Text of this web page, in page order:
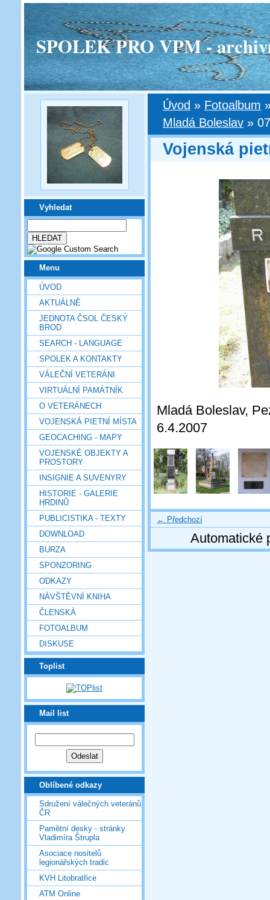
SPOLEK PRO VPM -
Vyhledat
Menu
ÚVOD
AKTUÁLNĚ
JEDNOTA ČSOL ČESKÝ
BROD
SEARCH - LANGUAGE
SPOLEK A KONTAKTY
VÁLEČNÍ VETERÁNI
VIRTUÁLNÍ PAMÁTNÍK
O VETERÁNECH
VOJENSKÁ PIETNÍ MÍSTA
GEOCACHING - MAPY
VOJENSKÉ OBJEKTY A
PROSTORY
INSIGNIE A SUVENYRY
HISTORIE - GALERIE
HRDINŮ
PUBLICISTIKA - TEXTY
DOWNLOAD
BURZA
SPONZORING
ODKAZY
NÁVŠTĚVNÍ KNIHA
ČLENSKÁ
FOTOALBUM
DISKUSE
Toplist
Mail list
Oblíbené odkazy
Sdružení válečných veteránů
ČR
Pamětní desky - stránky
Vladimíra Štrupla
Asociace nositelů
legionářských tradic
KVH Litobratřice
ATM Online
Úvod » Fotoalbum
Mladá Boleslav »
Vojenská
Mladá Boleslav,
6.4.2007
← Předchozí
Automatické